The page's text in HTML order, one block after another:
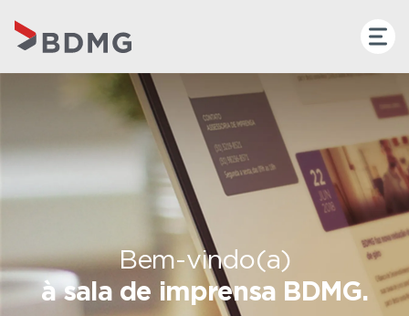
Bem-vindo(a)
à sala de imprensa BDMG.